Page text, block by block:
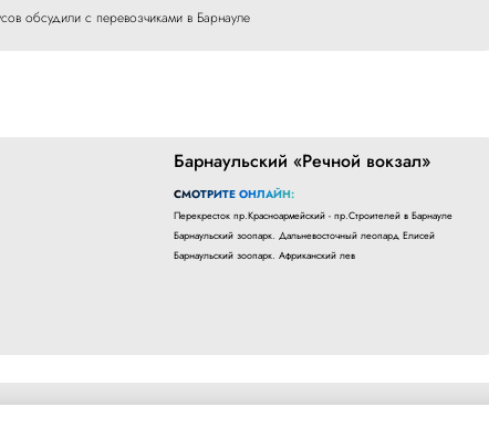
обсудили с перевозчиками в Барнауле
Барнаульский «Речной вокзал»
СМОТРИТЕ ОНЛАЙН:
Перекресток пр.Красноармейский - пр.Строителей в Барнауле
Барнаульский зоопарк. Дальневосточный леопард Елисей
Барнаульский зоопарк. Африканский лев